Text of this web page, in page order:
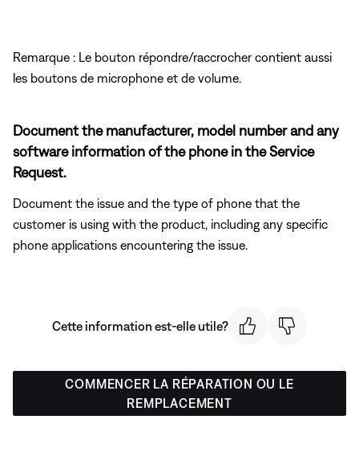
Remarque : Le bouton répondre/raccrocher contient aussi
les boutons de microphone et de volume.
Document the manufacturer, model number and any
software information of the phone in the Service
Request.
Document the issue and the type of phone that the
customer is using with the product, including any specific
phone applications encountering the issue.
Cette information est-elle utile?
COMMENCER LA RÉPARATION OU LE
REMPLACEMENT